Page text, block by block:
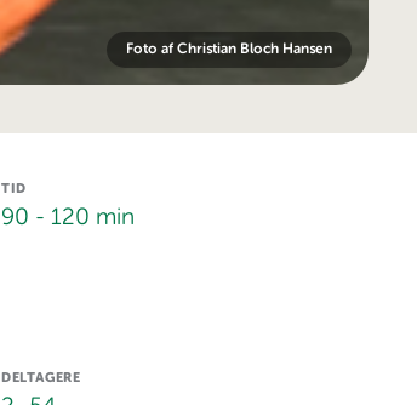
Foto af Christian Bloch Hansen
TID
90 - 120 min
DELTAGERE